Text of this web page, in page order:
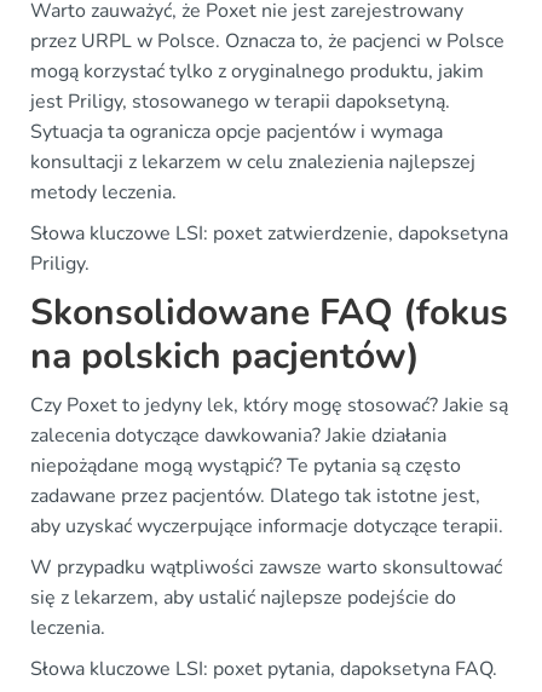
Warto zauważyć, że Poxet nie jest zarejestrowany
przez URPL w Polsce. Oznacza to, że pacjenci w Polsce
mogą korzystać tylko z oryginalnego produktu, jakim
jest Priligy, stosowanego w terapii dapoksetyną.
Sytuacja ta ogranicza opcje pacjentów i wymaga
konsultacji z lekarzem w celu znalezienia najlepszej
metody leczenia.
Słowa kluczowe LSI: poxet zatwierdzenie, dapoksetyna
Priligy.
Skonsolidowane FAQ (fokus
na polskich pacjentów)
Czy Poxet to jedyny lek, który mogę stosować? Jakie są
zalecenia dotyczące dawkowania? Jakie działania
niepożądane mogą wystąpić? Te pytania są często
zadawane przez pacjentów. Dlatego tak istotne jest,
aby uzyskać wyczerpujące informacje dotyczące terapii.
W przypadku wątpliwości zawsze warto skonsultować
się z lekarzem, aby ustalić najlepsze podejście do
leczenia.
Słowa kluczowe LSI: poxet pytania, dapoksetyna FAQ.